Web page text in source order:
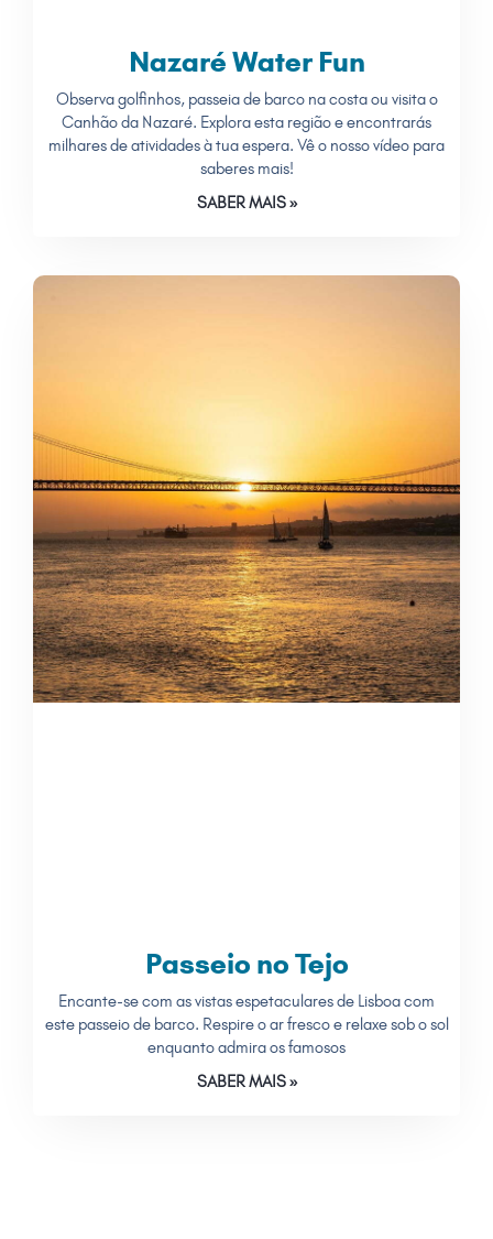
Nazaré Water Fun
Observa golfinhos, passeia de barco na costa ou visita o
Canhão da Nazaré. Explora esta região e encontrarás
milhares de atividades à tua espera. Vê o nosso vídeo para
saberes mais!
SABER MAIS »
Passeio no Tejo
Encante-se com as vistas espetaculares de Lisboa com
este passeio de barco. Respire o ar fresco e relaxe sob o sol
enquanto admira os famosos
SABER MAIS »